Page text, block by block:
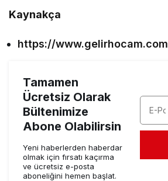
Kaynakça
https://www.gelirhocam.com
Tamamen
Ücretsiz Olarak
Bültenimize
Abone Olabilirsin
Yeni haberlerden haberdar
olmak için fırsatı kaçırma
ve ücretsiz e-posta
aboneliğini hemen başlat.